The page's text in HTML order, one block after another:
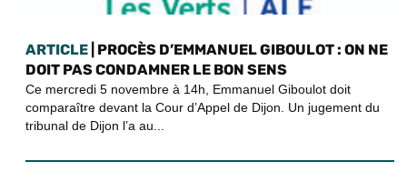
ARTICLE | PROCÈS D’EMMANUEL GIBOULOT : ON NE
DOIT PAS CONDAMNER LE BON SENS
Ce mercredi 5 novembre à 14h, Emmanuel Giboulot doit
comparaître devant la Cour d’Appel de Dijon. Un jugement du
tribunal de Dijon l’a au...